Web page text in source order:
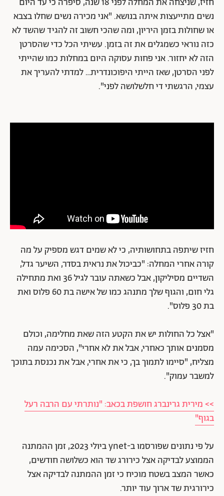
נשים מתייעצות איתה בנושא. "אני מכירה נשים שחלו בצבא
או שחולות בזמן היריון, ומה שהכי חשוב זה להגיד שהשד לא
כזה נוראי כשמגלים את זה בזמן. עשיתי הכל כדי שהסרטן
הזה לא יחזור. אני פחות עסוקה היום במחלות כמו שהייתי
לפני הסרטן, שאז הייתי היפוכונדרית… למדתי להעריך את
עצמי, הרגשתי די חלשלושה לפני".
חזיז שיתפה בתחושותיה, כי לא שמים דגש מספיק על מה
קורה אחרי המחלה: "כביכול את נראית בסדר, השיער גדל,
השדיים מסיליקון, אבל כשאתה עובר לגיל 36 ואת מתחילה
גלי חום, והגוף שלך מתנהג כמו של אישה בת 60 פלוס ואת
בת 30 פלוס".
"אצל כל החולות יש את הקטע הזה שאת מחלימה, וכולם
מסמנים אותך כאחרי, אבל את לא אחרי", הסכימה עמה
מצליח, "סיימו לתמוך בך, כי את אחרי, אבל את נכנסת בתוכך
למשבר עמוק".
>> מירית גרינברג חושפת בכאב: "נותרתי עם הרבה רעל
בגוף"
על פי נתונים שפורסמו ב-ynet ביולי 2023, זמן ההמתנה
הממוצע לבדיקה אצל כירורג שד הוא כשלושה חודשים,
כאשר המצב בשטח מוכיח כי זמן ההמתנה לבדיקה אצל
כירורגית שד ארוך עוד יותר.